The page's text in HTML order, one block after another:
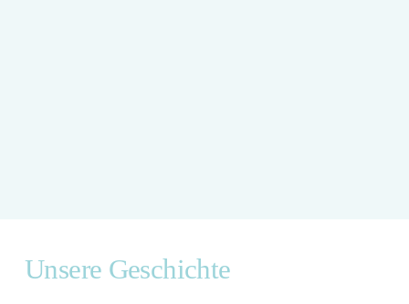
Unsere Geschichte